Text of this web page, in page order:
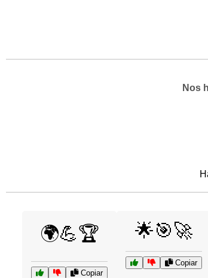
Nos
🌍💪🏆
Copiar
🌟🎯🚀
Copiar